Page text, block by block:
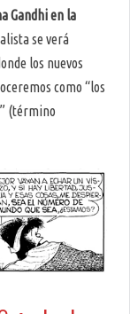
Gandhi en la
se verá
los nuevos
como “los
” (término